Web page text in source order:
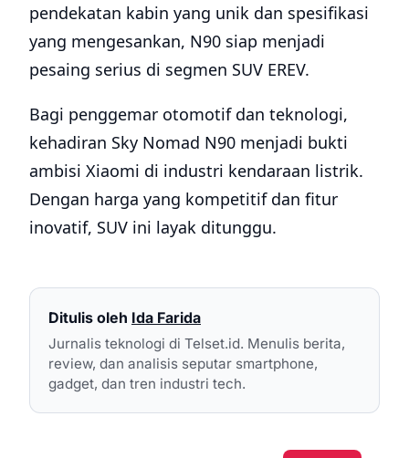
pendekatan kabin yang unik dan spesifikasi
yang mengesankan, N90 siap menjadi
pesaing serius di segmen SUV EREV.
Bagi penggemar otomotif dan teknologi,
kehadiran Sky Nomad N90 menjadi bukti
ambisi Xiaomi di industri kendaraan listrik.
Dengan harga yang kompetitif dan fitur
inovatif, SUV ini layak ditunggu.
Ditulis oleh Ida Farida
Jurnalis teknologi di Telset.id. Menulis berita,
review, dan analisis seputar smartphone,
gadget, dan tren industri tech.